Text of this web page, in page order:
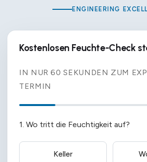
ENGINEERING
Kostenlosen Feuchte-Check
IN NUR 60 SEKUNDEN ZUM
TERMIN
1. Wo tritt die Feuchtigkeit auf?
Keller